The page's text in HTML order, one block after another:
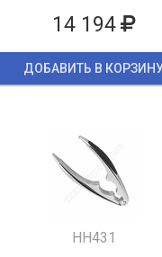
14 194
ДОБАВИТЬ В
HH431